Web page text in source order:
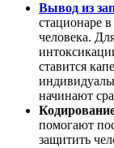
Вывод из
стационаре
человека.
ставится
начинают
помогают
защитить